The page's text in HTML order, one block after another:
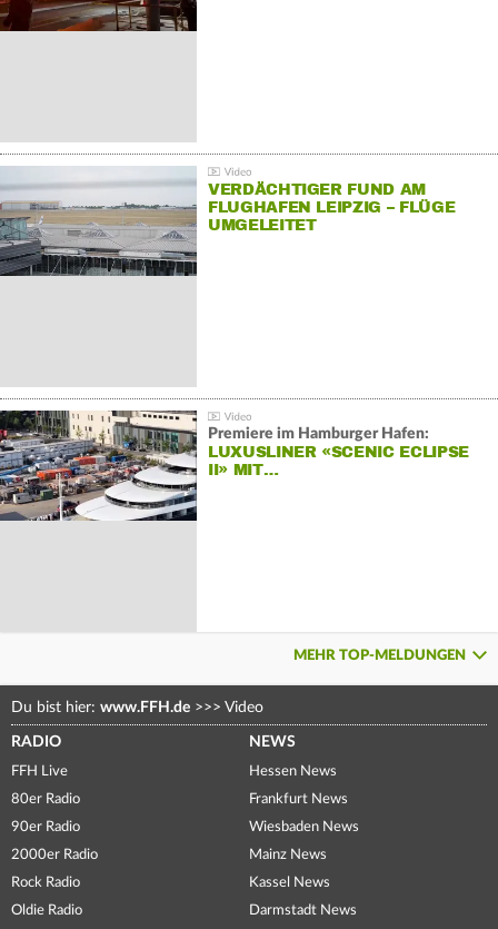
VERDÄCHTIGER FUND AM
FLUGHAFEN LEIPZIG – FLÜGE
UMGELEITET
Premiere im Hamburger Hafen:
LUXUSLINER «SCENIC ECLIPSE
II» MIT…
MEHR TOP-MELDUNGEN
Du bist hier: www.FFH.de >>> Video
RADIO
FFH Live
80er Radio
90er Radio
2000er Radio
Rock Radio
Oldie Radio
NEWS
Hessen News
Frankfurt News
Wiesbaden News
Mainz News
Kassel News
Darmstadt News